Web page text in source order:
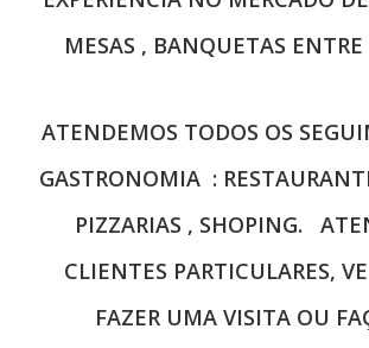
MESAS , BANQUETAS ENTRE
ATENDEMOS TODOS OS
GASTRONOMIA :
PIZZARIAS , SHOPING.
CLIENTES PARTICULARES,
FAZER UMA VISITA OU